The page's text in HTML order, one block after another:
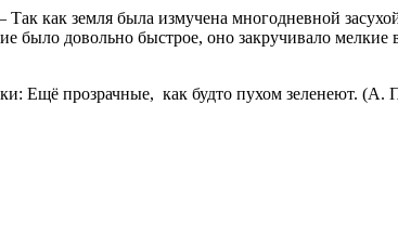
как земля была измучена многодневной
довольно быстрое, оно закручивало
Ещё прозрачные, как будто пухом зеленеют.